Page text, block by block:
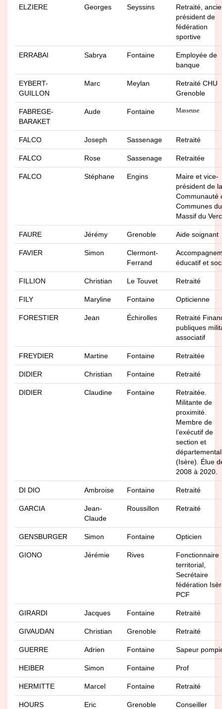
ELZIERE Georges Seyssins
Retraité,
président de
fédération
sportive
ERRABAI Sabrya Fontaine
Employée de
banque
EYBERT-
GUILLON
Marc Meylan
Retraité CHU
Grenoble
FABREGE-
BARAKET
Aude Fontaine Masseuse
FALCO Joseph Sassenage Retraité
FALCO Rose Sassenage Retraitée
FALCO Stéphane Engins
Maire et vice-
président de la
Communauté
Communes du
Massif du
FAURE Jérémy Grenoble Aide soignant
FAVIER Simon
Clermont-
Ferrand
éducatif et
FILLION Christian Le Touvet Retraité
FILY Maryline Fontaine Opticienne
FORESTIER Jean Échirolles
Retraité
publiques
associatif
FREYDIER Martine Fontaine Retraitée
DIDIER Christian Fontaine Retraité
DIDIER Claudine Fontaine
Retraitée.
Militante de
proximité.
Membre de
l’exécutif de
section et
départemental
(Isère). Élue
2008 à 2020.
DI DIO Ambroise Fontaine Retraité
GARCIA
Jean-
Claude
Roussillon Retraité
GENSBURGER Simon Fontaine Opticien
GIONO Jérémie Rives
Fonctionnaire
territorial,
Secrétaire
fédération
PCF
GIRARDI Jacques Fontaine Retraité
GIVAUDAN Christian Grenoble Retraité
GUERRE Adrien Fontaine Sapeur
HEIBER Simon Fontaine Prof
HERMITTE Marcel Fontaine Retraité
HOURS Eric Grenoble
Conseiller